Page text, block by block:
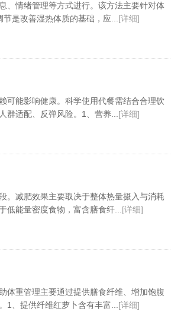
、情绪管理等方式进行。该方法主要针对体
是改善湿热体质的基础，应... [详细]
可能影响健康。科学使用代餐需结合合理饮
群适配、反弹风险。1、营养... [详细]
。减肥效果主要取决于整体热量摄入与消耗
低能量密度食物，富含膳食纤... [详细]
体重管理主要通过提供膳食纤维、增加饱腹
1、提供纤维红萝卜含有丰富... [详细]